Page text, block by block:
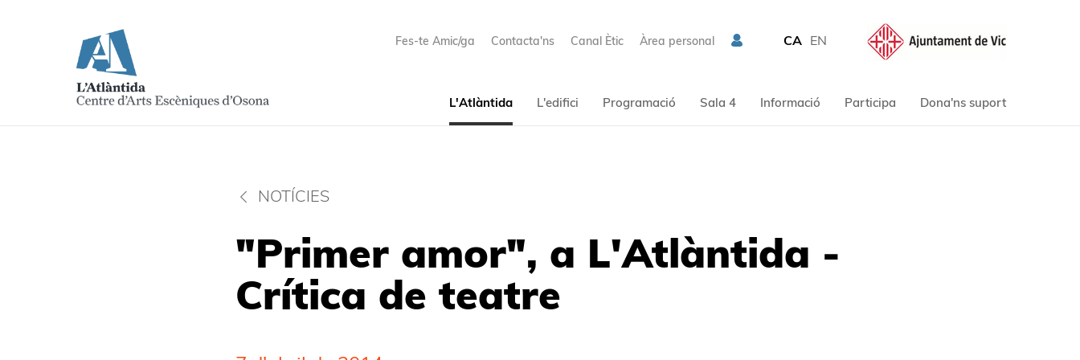
Fes-te Amic/ga Contacta'ns Canal Ètic Àrea personal CA EN
L'Atlàntida L'edifici Programació Sala 4 Informació Participa Dona'ns suport
NOTÍCIES
"Primer amor", a L'Atlàntida -
Crítica de teatre